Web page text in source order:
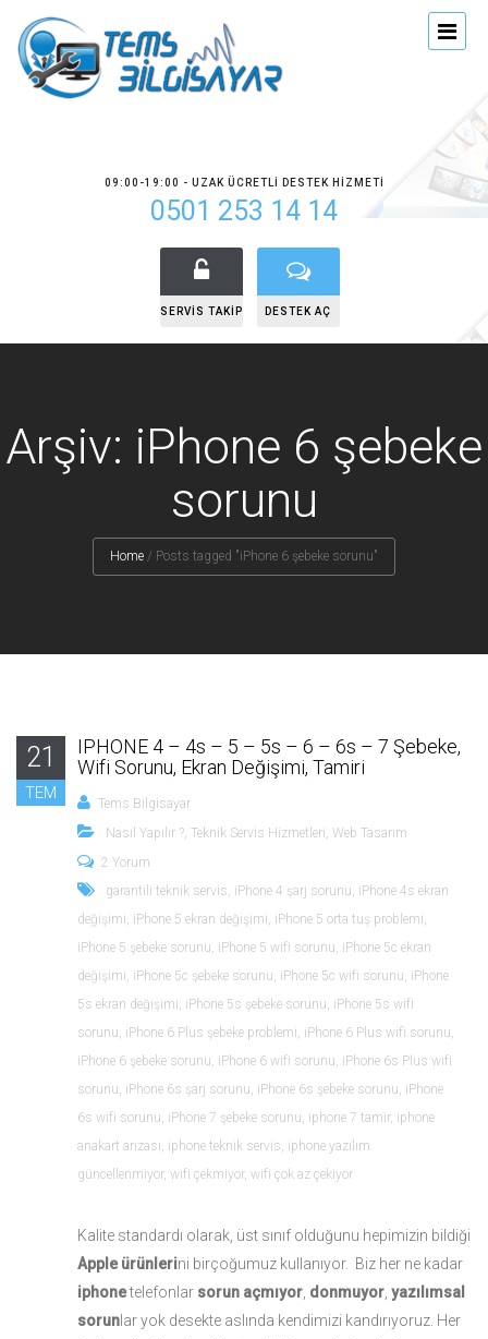
09:00-19:00 - UZAK ÜCRETLI DESTEK HIZMETI
0501 253 14 14
SERVIS TAKIP DESTEK AÇ
Arşiv: iPhone 6 şebeke
sorunu
Home / Posts tagged "iPhone 6 şebeke sorunu"
21
TEM
IPHONE 4 – 4s – 5 – 5s – 6 – 6s – 7 Şebeke,
Wifi Sorunu, Ekran Değişimi, Tamiri
Tems Bilgisayar
Nasıl Yapılır ?, Teknik Servis Hizmetleri, Web Tasarım
2 Yorum
garantili teknik servis, iPhone 4 şarj sorunu, iPhone 4s ekran
değişimi, iPhone 5 ekran değişimi, iPhone 5 orta tuş problemi,
iPhone 5 şebeke sorunu, iPhone 5 wifi sorunu, iPhone 5c ekran
değişimi, iPhone 5c şebeke sorunu, iPhone 5c wifi sorunu, iPhone
5s ekran değişimi, iPhone 5s şebeke sorunu, iPhone 5s wifi
sorunu, iPhone 6 Plus şebeke problemi, iPhone 6 Plus wifi sorunu,
iPhone 6 şebeke sorunu, iPhone 6 wifi sorunu, iPhone 6s Plus wifi
sorunu, iPhone 6s şarj sorunu, iPhone 6s şebeke sorunu, iPhone
6s wifi sorunu, iPhone 7 şebeke sorunu, iphone 7 tamir, iphone
anakart arızası, iphone teknik servis, iphone yazılım
güncellenmiyor, wifi çekmiyor, wifi çok az çekiyor
Kalite standardı olarak, üst sınıf olduğunu hepimizin bildiği
Apple ürünlerini birçoğumuz kullanıyor. Biz her ne kadar
iphonetelefonlar sorun açmıyor donmuyor yazılımsal
sorun lar yok desekte aslında kendimizi kandırıyoruz. Her